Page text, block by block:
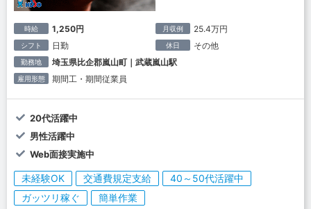
時給 1,250円 月収例 25.4万円
シフト 日勤 休日 その他
勤務地 埼玉県比企郡嵐山町｜武蔵嵐山駅
雇用形態 期間工・期間従業員
20代活躍中
男性活躍中
Web面接実施中
未経験OK 交通費規定支給
40～50代活躍中
ガッツリ稼ぐ
簡単作業